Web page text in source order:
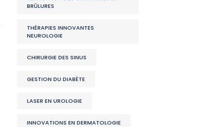
BRÛLURES
THÉRAPIES INNOVANTES
NEUROLOGIE
CHIRURGIE DES SINUS
GESTION DU DIABÈTE
LASER EN UROLOGIE
INNOVATIONS EN DERMATOLOGIE